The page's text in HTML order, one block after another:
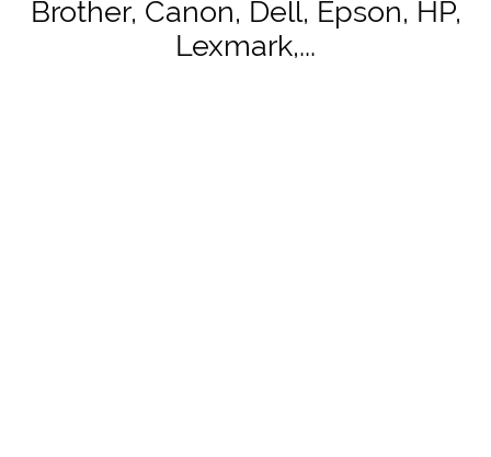
Brother, Canon, Dell, Epson, HP,
Lexmark,...